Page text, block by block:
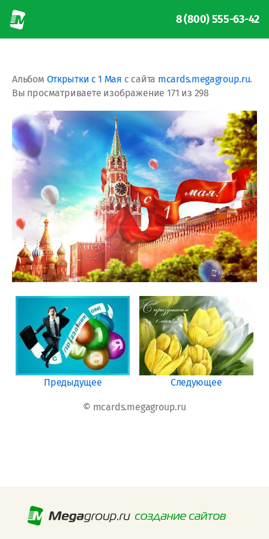
8 (800) 555-63-42
Альбом Открытки с 1 Мая с сайта mcards.megagroup.ru.
Вы просматриваете изображение 171 из 298
Предыдущее Следующее
© mcards.megagroup.ru